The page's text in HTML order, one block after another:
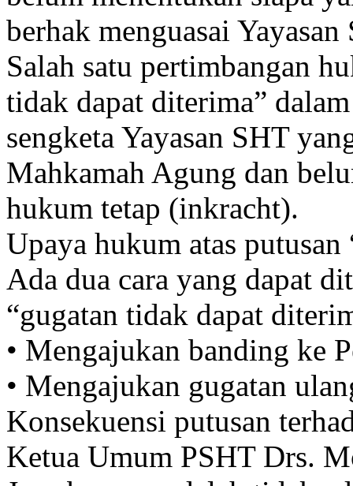
berhak menguasai Yayasan
Salah satu pertimbangan
tidak dapat diterima”
sengketa Yayasan SHT
Mahkamah Agung dan
hukum tetap (inkracht).
Upaya hukum atas
Ada dua cara yang dapat
“gugatan tidak dapat
• Mengajukan banding ke
• Mengajukan gugatan
Konsekuensi putusan
Ketua Umum PSHT Drs.